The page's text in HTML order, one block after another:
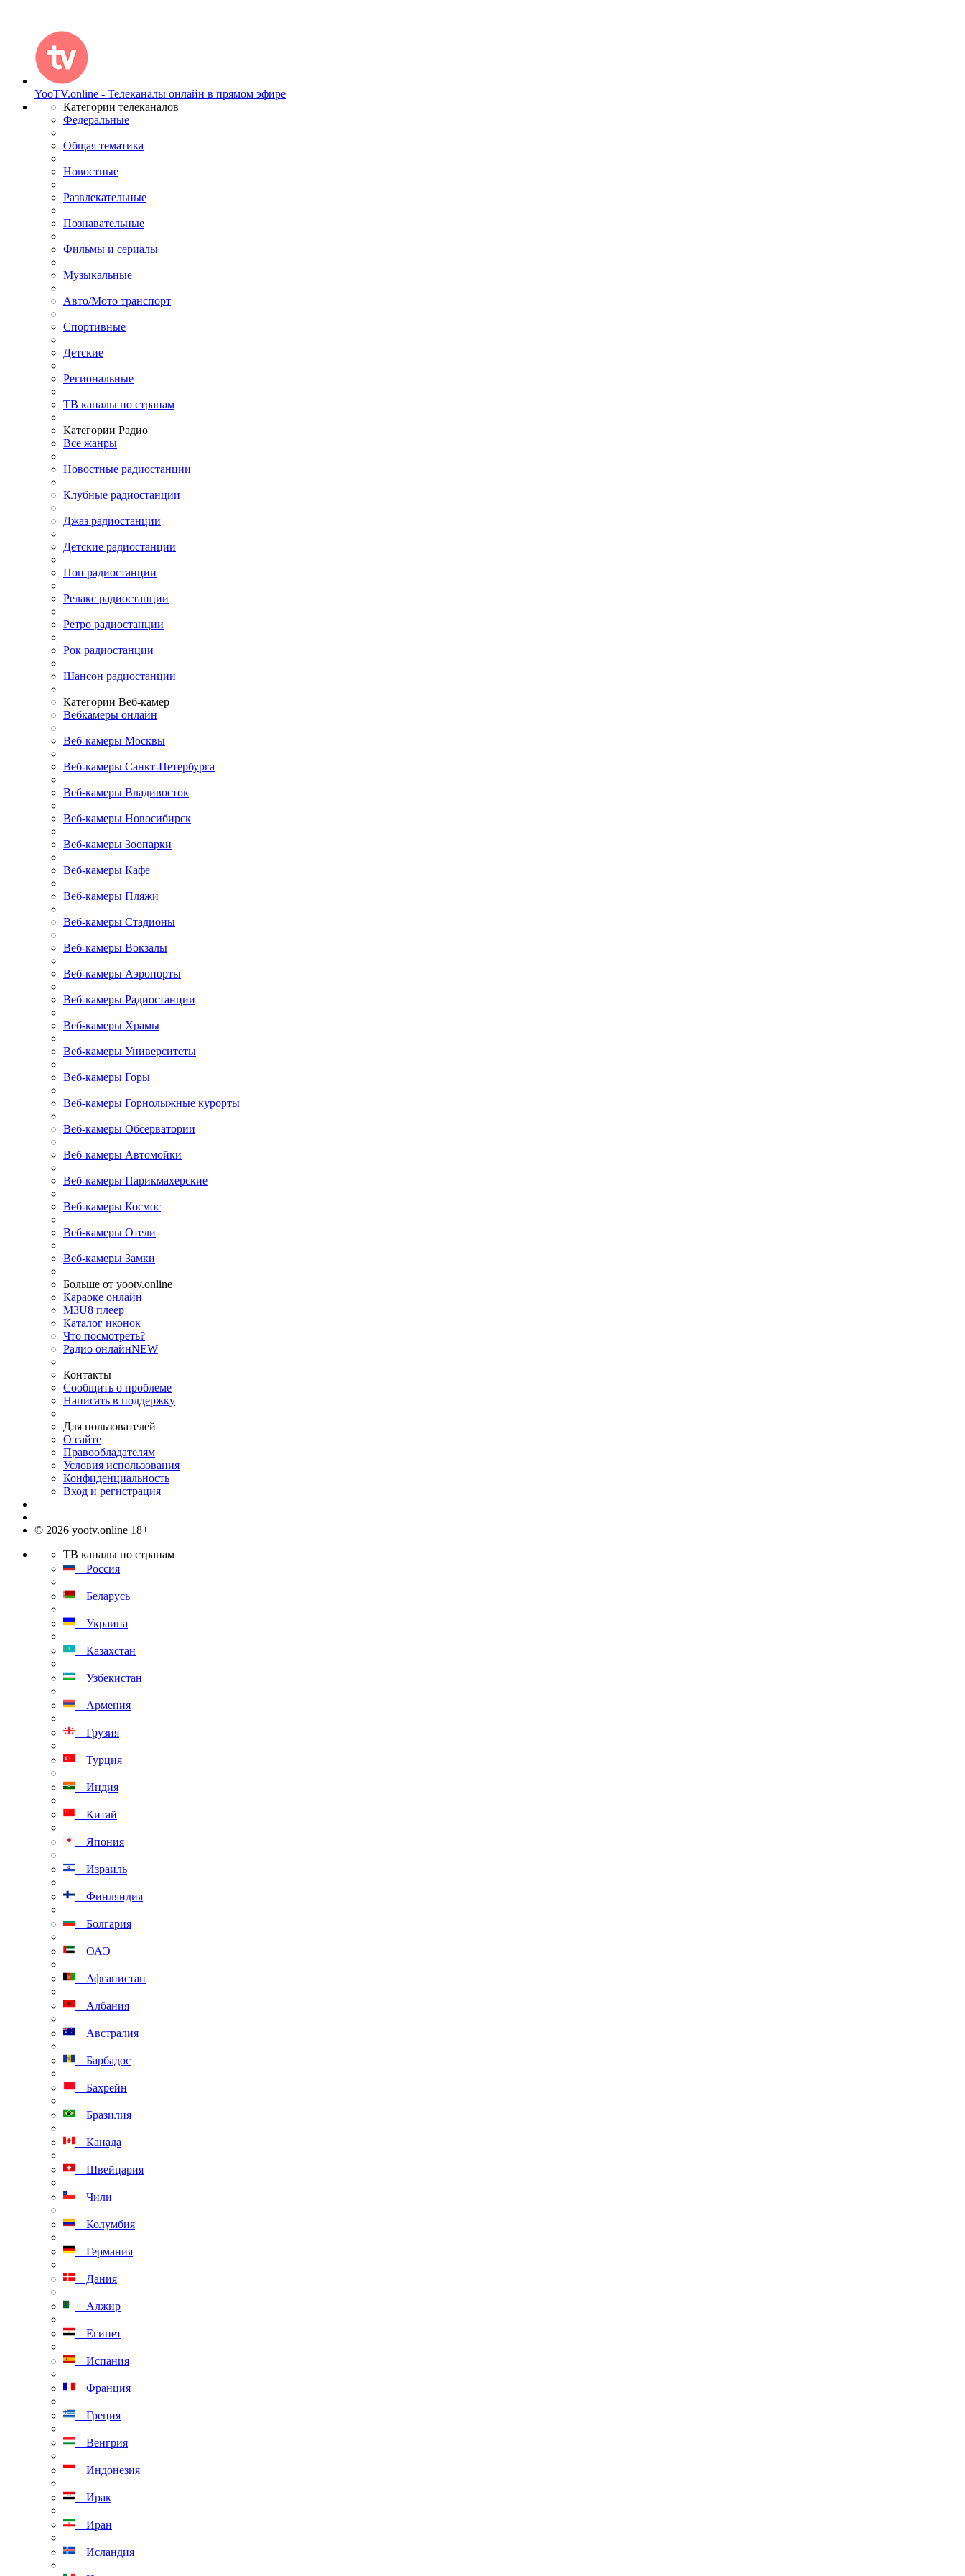
YooTV.online - Телеканалы онлайн в прямом эфире
Категории телеканалов
Федеральные
Общая тематика
Новостные
Развлекательные
Познавательные
Фильмы и сериалы
Музыкальные
Авто/Мото транспорт
Спортивные
Детские
Региональные
ТВ каналы по странам
Категории Радио
Все жанры
Новостные радиостанции
Клубные радиостанции
Джаз радиостанции
Детские радиостанции
Поп радиостанции
Релакс радиостанции
Ретро радиостанции
Рок радиостанции
Шансон радиостанции
Категории Веб-камер
Вебкамеры онлайн
Веб-камеры Москвы
Веб-камеры Санкт-Петербурга
Веб-камеры Владивосток
Веб-камеры Новосибирск
Веб-камеры Зоопарки
Веб-камеры Кафе
Веб-камеры Пляжи
Веб-камеры Стадионы
Веб-камеры Вокзалы
Веб-камеры Аэропорты
Веб-камеры Радиостанции
Веб-камеры Храмы
Веб-камеры Университеты
Веб-камеры Горы
Веб-камеры Горнолыжные курорты
Веб-камеры Обсерватории
Веб-камеры Автомойки
Веб-камеры Парикмахерские
Веб-камеры Космос
Веб-камеры Отели
Веб-камеры Замки
Больше от yootv.online
Караоке онлайн
M3U8 плеер
Каталог иконок
Что посмотреть?
Радио онлайнNEW
Контакты
Сообщить о проблеме
Написать в поддержку
Для пользователей
О сайте
Правообладателям
Условия использования
Конфиденциальность
Вход и регистрация
© 2026 yootv.online 18+
ТВ каналы по странам
Россия
Беларусь
Украина
Казахстан
Узбекистан
Армения
Грузия
Турция
Индия
Китай
Япония
Израиль
Финляндия
Болгария
ОАЭ
Афганистан
Албания
Австралия
Барбадос
Бахрейн
Бразилия
Канада
Швейцария
Чили
Колумбия
Германия
Дания
Алжир
Египет
Испания
Франция
Греция
Венгрия
Индонезия
Ирак
Иран
Исландия